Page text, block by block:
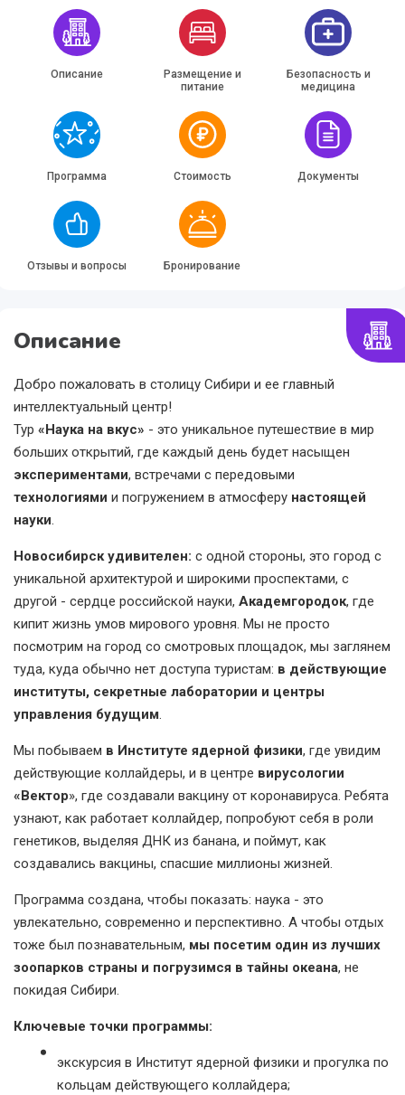
Описание
Размещение и
питание
Безопасность и
медицина
Программа Стоимость Документы
Отзывы и вопросы Бронирование
Описание
Добро пожаловать в столицу Сибири и ее главный
интеллектуальный центр!
Тур «Наука на вкус» - это уникальное путешествие в мир
больших открытий, где каждый день будет насыщен
экспериментами, встречами с передовыми
технологиями и погружением в атмосферу настоящей
науки.
Новосибирск удивителен: с одной стороны, это город с
уникальной архитектурой и широкими проспектами, с
другой - сердце российской науки, Академгородок, где
кипит жизнь умов мирового уровня. Мы не просто
посмотрим на город со смотровых площадок, мы заглянем
туда, куда обычно нет доступа туристам: в действующие
институты, секретные лаборатории и центры
управления будущим.
Мы побываем в Институте ядерной физики, где увидим
действующие коллайдеры, и в центре вирусологии
«Вектор», где создавали вакцину от коронавируса. Ребята
узнают, как работает коллайдер, попробуют себя в роли
генетиков, выделяя ДНК из банана, и поймут, как
создавались вакцины, спасшие миллионы жизней.
Программа создана, чтобы показать: наука - это
увлекательно, современно и перспективно. А чтобы отдых
тоже был познавательным, мы посетим один из лучших
зоопарков страны и погрузимся в тайны океана, не
покидая Сибири.
Ключевые точки программы:
экскурсия в Институт ядерной физики и прогулка по
кольцам действующего коллайдера;